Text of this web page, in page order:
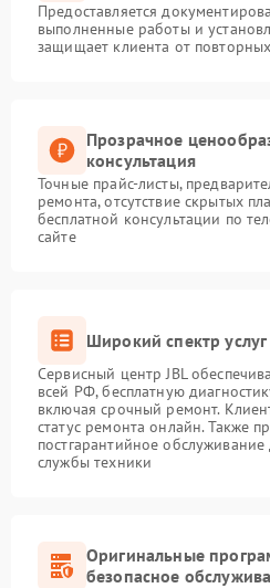
Предоставляется
выполненные работы и
защищает клиента от
Прозрачное
консультация
Точные прайс-листы,
ремонта, отсутствие скрытых
бесплатной консультации по
сайте
Широкий спектр услуг
Сервисный центр JBL
всей РФ, бесплатную
включая срочный ремонт.
статус ремонта онлайн. Также
постгарантийное
службы техники
Оригинальные
безопасное